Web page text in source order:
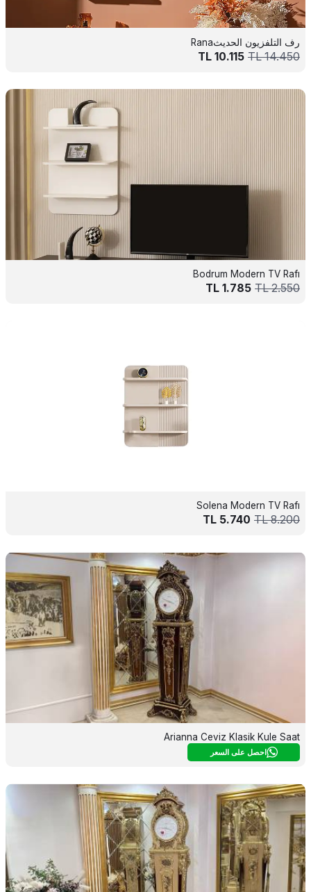
رف التلفزيون الحديثRana
14.450
TL
10.115
Bodrum Modern TV Rafı
2.550
TL
1.785
Solena Modern TV Rafı
8.200
TL
5.740
Arianna Ceviz Klasik Kule Saat
احصل على السعر